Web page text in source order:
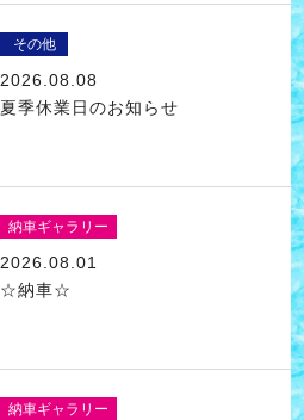
その他
2026.08.08
夏季休業日のお知らせ
納車ギャラリー
2026.08.01
☆納車☆
納車ギャラリー